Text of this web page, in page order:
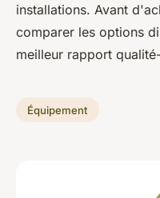
installations. Avant
comparer les options
meilleur rapport
Équipement